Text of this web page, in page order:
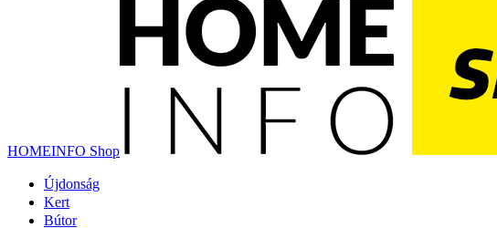
HOMEINFO Shop
Újdonság
Kert
Bútor